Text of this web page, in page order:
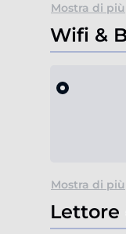
Mostra di più
Wifi &
Mostra di più
Lettore